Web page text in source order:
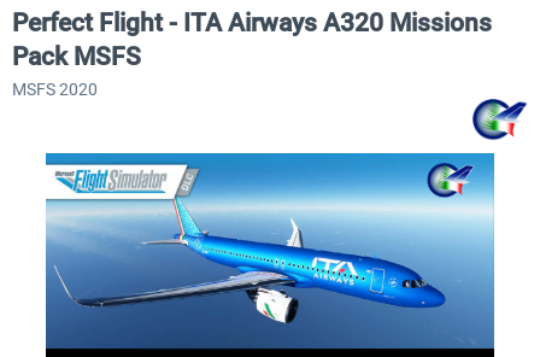
Perfect Flight - ITA Airways A320 Missions
Pack MSFS
MSFS 2020